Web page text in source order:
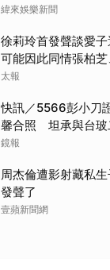
緯來娛樂新聞
徐莉玲首發聲談愛
可能因此同情張柏
太報
快訊／5566彭小刀
馨合照 坦承與台玻
時間
鏡報
周杰倫遭影射藏私
發聲了
壹蘋新聞網